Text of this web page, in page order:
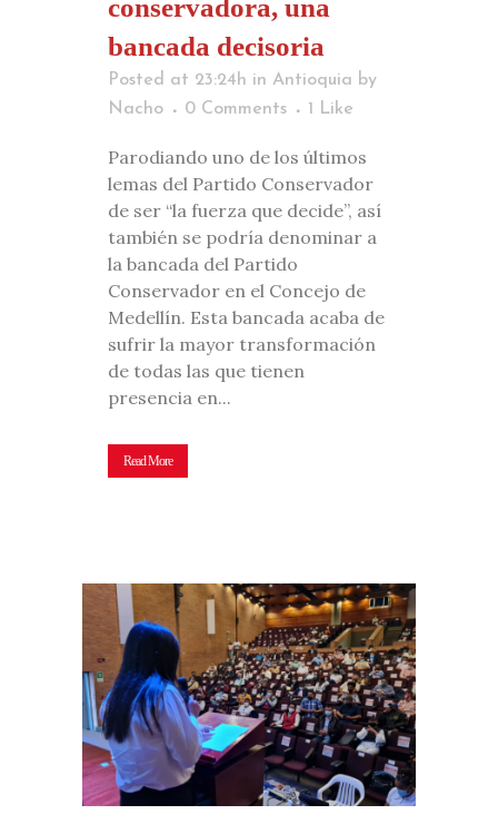
conservadora, una
bancada decisoria
Posted at 23:24h in Antioquia by
Nacho
0 Comments 1 Like
Parodiando uno de los últimos
lemas del Partido Conservador
de ser “la fuerza que decide”, así
también se podría denominar a
la bancada del Partido
Conservador en el Concejo de
Medellín. Esta bancada acaba de
sufrir la mayor transformación
de todas las que tienen
presencia en...
Read More